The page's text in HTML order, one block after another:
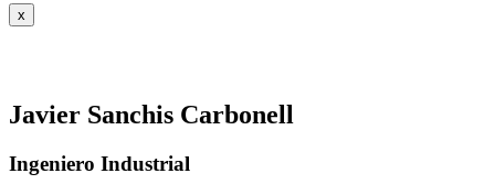
x
Javier Sanchis Carbonell
Ingeniero Industrial